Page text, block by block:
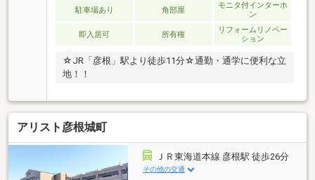
駐車場あり 角部屋
モニタ付インターホ
ン
即入居可 所有権
リフォームリノベー
ション
☆JR「彦根」駅より徒歩11分☆通勤・通学に便利な立
地！！
アリスト彦根城町
ＪＲ東海道本線 彦根駅 徒歩26分
その他の交通